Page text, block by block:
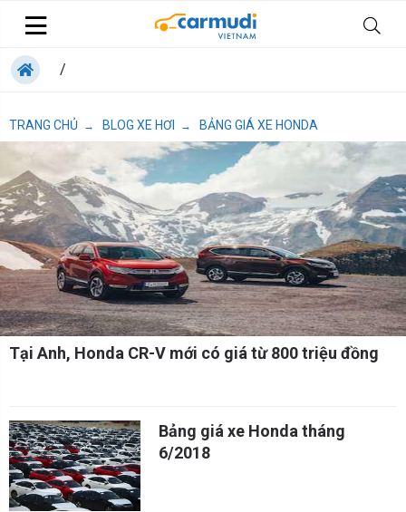
/
TRANG CHỦ → BLOG XE HƠI → BẢNG GIÁ XE HONDA
Tại Anh, Honda CR-V mới có giá từ 800 triệu đồng
Bảng giá xe Honda tháng
6/2018